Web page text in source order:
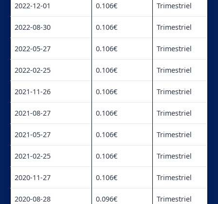
2022-12-01 0.106€ Trimestriel
2022-08-30 0.106€ Trimestriel
2022-05-27 0.106€ Trimestriel
2022-02-25 0.106€ Trimestriel
2021-11-26 0.106€ Trimestriel
2021-08-27 0.106€ Trimestriel
2021-05-27 0.106€ Trimestriel
2021-02-25 0.106€ Trimestriel
2020-11-27 0.106€ Trimestriel
2020-08-28 0.096€ Trimestriel